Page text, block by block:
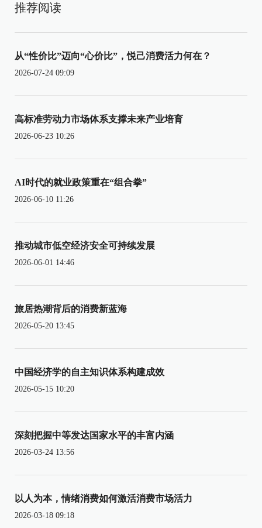
推荐阅读
从“性价比”迈向“心价比”，悦己消费活力何在？
2026-07-24 09:09
高标准劳动力市场体系支撑未来产业培育
2026-06-23 10:26
AI时代的就业政策重在“组合拳”
2026-06-10 11:26
推动城市低空经济安全可持续发展
2026-06-01 14:46
旅居热潮背后的消费新蓝海
2026-05-20 13:45
中国经济学的自主知识体系构建成效
2026-05-15 10:20
深刻把握中等发达国家水平的丰富内涵
2026-03-24 13:56
以人为本，情绪消费如何激活消费市场活力
2026-03-18 09:18